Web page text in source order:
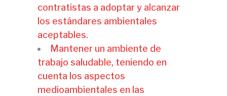
contratistas a adoptar y alcanzar
los estándares ambientales
aceptables.
Mantener un ambiente de
trabajo saludable, teniendo en
cuenta los aspectos
medioambientales en las